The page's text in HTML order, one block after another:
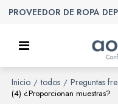
PROVEEDOR DE ROPA
Inicio / todos / Preguntas
(4) ¿Proporcionan muestras?